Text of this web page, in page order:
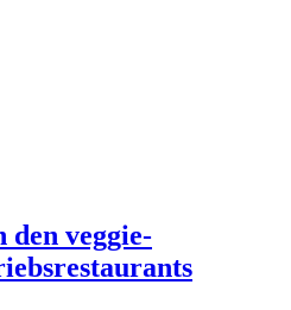
den veggie-